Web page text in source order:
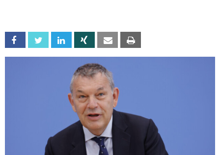
Facebook Twitter Linkedin Xing Email